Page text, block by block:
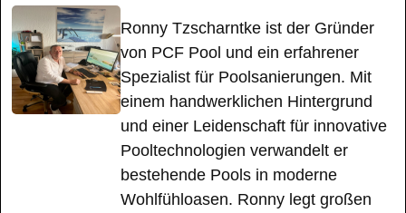
Ronny Tzscharntke ist der Gründer
von PCF Pool und ein erfahrener
Spezialist für Poolsanierungen. Mit
einem handwerklichen Hintergrund
und einer Leidenschaft für innovative
Pooltechnologien verwandelt er
bestehende Pools in moderne
Wohlfühloasen. Ronny legt großen